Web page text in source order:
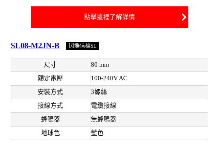
點擊這裡了解詳情
SL08-M2JN-B 閃爍信標SL
尺寸
80 mm
額定電壓
100-240V AC
安裝方式
3螺絲
接線方式
電纜接線
蜂鳴器
無蜂鳴器
地球色
藍色